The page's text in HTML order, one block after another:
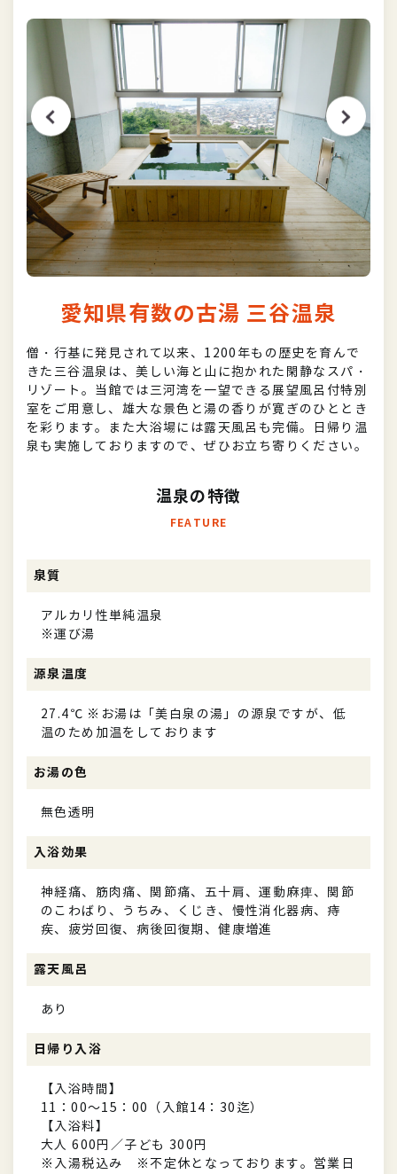
愛知県有数の古湯 三谷温泉
僧・行基に発見されて以来、1200年もの歴史を育んで
きた三谷温泉は、美しい海と山に抱かれた閑静なスパ・
リゾート。当館では三河湾を一望できる展望風呂付特別
室をご用意し、雄大な景色と湯の香りが寛ぎのひととき
を彩ります。また大浴場には露天風呂も完備。日帰り温
泉も実施しておりますので、ぜひお立ち寄りください。
温泉の特徴
FEATURE
泉質
アルカリ性単純温泉
※運び湯
源泉温度
27.4℃ ※お湯は「美白泉の湯」の源泉ですが、低
温のため加温をしております
お湯の色
無色透明
入浴効果
神経痛、筋肉痛、関節痛、五十肩、運動麻痺、関節
のこわばり、うちみ、くじき、慢性消化器病、痔
疾、疲労回復、病後回復期、健康増進
露天風呂
あり
日帰り入浴
【入浴時間】
11：00～15：00（入館14：30迄）
【入浴料】
大人 600円／子ども 300円
※入湯税込み ※不定休となっております。営業日